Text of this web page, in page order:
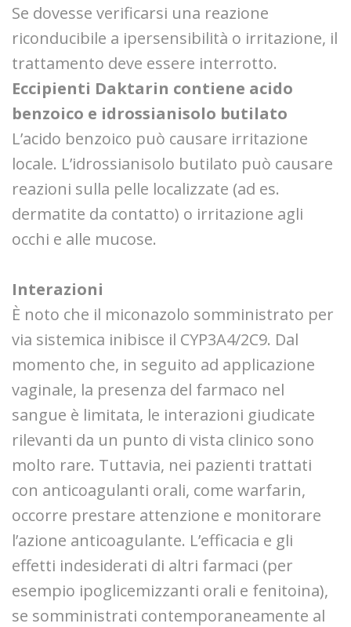
Se dovesse verificarsi una reazione
riconducibile a ipersensibilità o irritazione, il
trattamento deve essere interrotto.
Eccipienti Daktarin contiene acido
benzoico e idrossianisolo butilato
L’acido benzoico può causare irritazione
locale. L’idrossianisolo butilato può causare
reazioni sulla pelle localizzate (ad es.
dermatite da contatto) o irritazione agli
occhi e alle mucose.
Interazioni
È noto che il miconazolo somministrato per
via sistemica inibisce il CYP3A4/2C9. Dal
momento che, in seguito ad applicazione
vaginale, la presenza del farmaco nel
sangue è limitata, le interazioni giudicate
rilevanti da un punto di vista clinico sono
molto rare. Tuttavia, nei pazienti trattati
con anticoagulanti orali, come warfarin,
occorre prestare attenzione e monitorare
l’azione anticoagulante. L’efficacia e gli
effetti indesiderati di altri farmaci (per
esempio ipoglicemizzanti orali e fenitoina),
se somministrati contemporaneamente al